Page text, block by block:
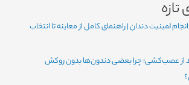
لمینیت دندان | راهنمای کامل از معاینه تا انتخاب
از عصب‌کشی؛ چرا بعضی دندون‌ها بدون روکش